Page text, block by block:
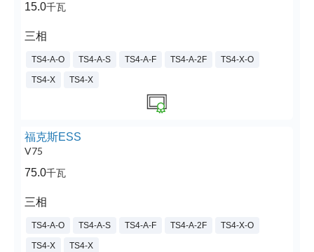
15.0千瓦
三相
TS4-A-O TS4-A-S TS4-A-F TS4-A-2F TS4-X-O
TS4-X TS4-X
福克斯ESS
V75
75.0千瓦
三相
TS4-A-O TS4-A-S TS4-A-F TS4-A-2F TS4-X-O
TS4-X TS4-X